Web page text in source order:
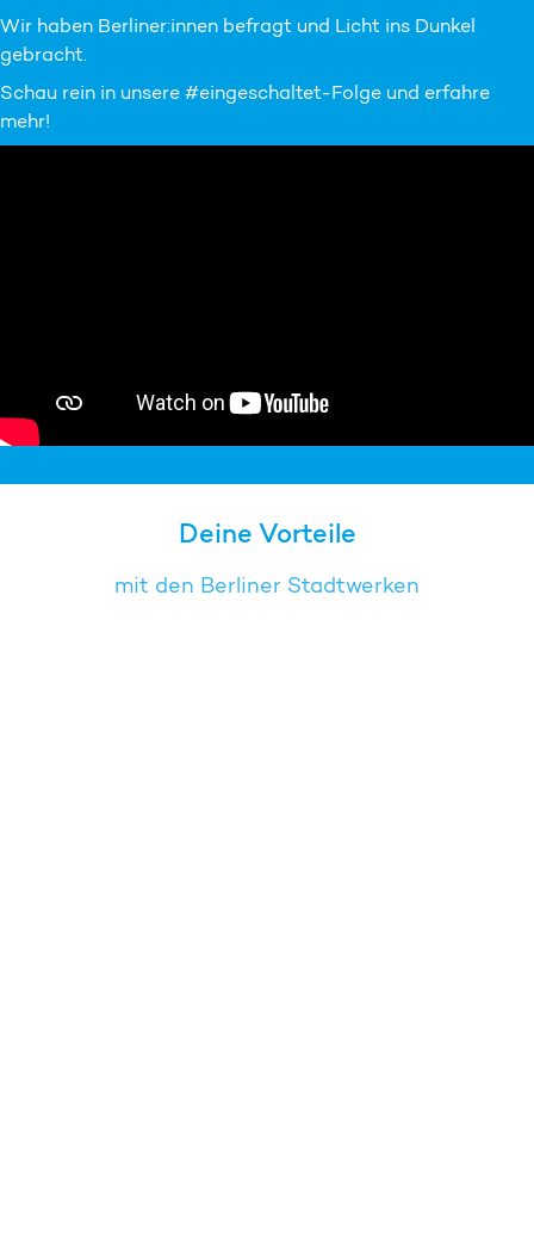
Wir haben Berliner:innen befragt und Licht ins Dunkel
gebracht.
Schau rein in unsere #eingeschaltet-Folge und erfahre
mehr!
Deine Vorteile
mit den Berliner Stadtwerken